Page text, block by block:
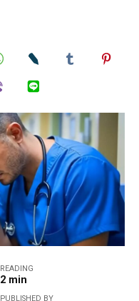
READING
2 min
PUBLISHED BY